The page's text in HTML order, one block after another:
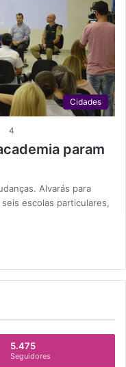
Cidades
4
param
Alvarás para
escolas particulares,
5.475
Seguidores